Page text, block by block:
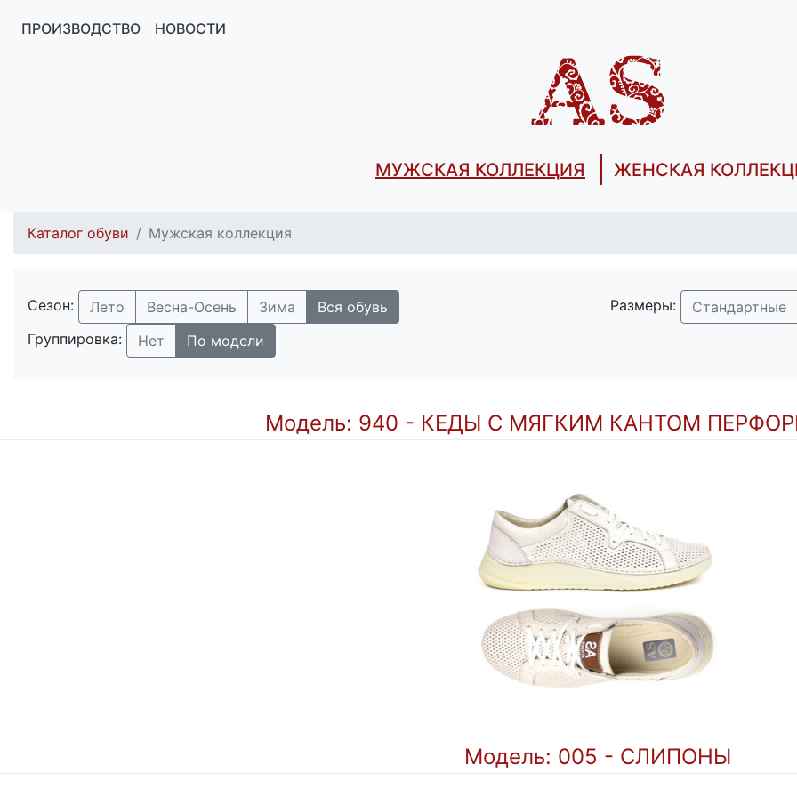
ПРОИЗВОДСТВО НОВОСТИ
МУЖСКАЯ КОЛЛЕКЦИЯ ЖЕНСКАЯ
Каталог обуви Мужская коллекция
Сезон: Лето Весна-Осень Зима Вся обувь Размеры: Стандартные
Группировка:
Нет По модели
Модель: 940 - КЕДЫ С МЯГКИМ КАНТОМ
Модель: 005 - СЛИПОНЫ